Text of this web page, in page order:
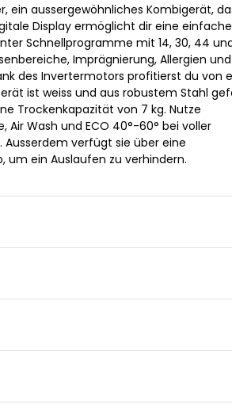
ein aussergewöhnliches Kombigerät,
Display ermöglicht dir eine einfache
Schnellprogramme mit 14, 30, 44
Imprägnierung, Allergien und
des Invertermotors profitierst du von
ist weiss und aus robustem Stahl
Trockenkapazität von 7 kg. Nutze
Wash und ECO 40°-60° bei voller
verfügt sie über eine
um ein Auslaufen zu verhindern.